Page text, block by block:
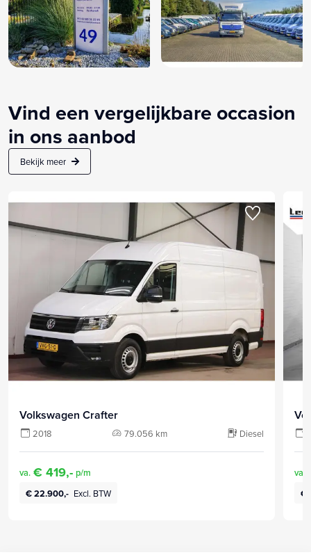
Vind een vergelijkbare occasion
in ons aanbod
Bekijk meer
Volkswagen Crafter
2018 79.056 km Diesel
va. € 419,- p/m
€ 22.900,- Excl. BTW
va.
€